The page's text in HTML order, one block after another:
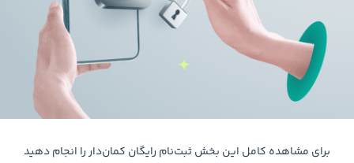
برای مشاهده کامل این بخش ثبت‌نام رایگان کمان‌دار را انجام دهید